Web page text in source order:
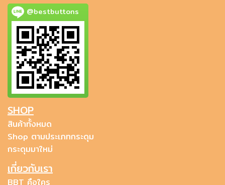
@bestbuttons
SHOP
สินค้าทั้งหมด
Shop ตามประเภทกระดุม
กระดุมมาใหม่
เกี่ยวกับเรา
BBT คือใคร